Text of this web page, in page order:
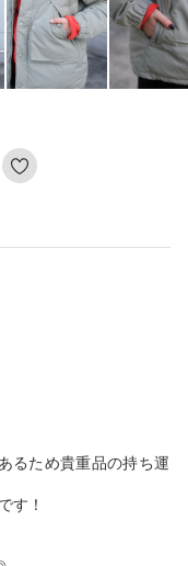
るため貴重品の持ち運
す！